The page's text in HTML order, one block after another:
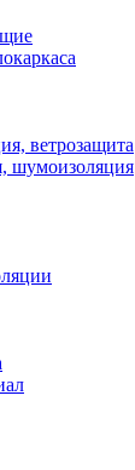
ветрозащита
шумоизоляция